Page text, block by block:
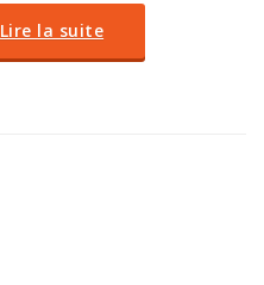
Lire la suite